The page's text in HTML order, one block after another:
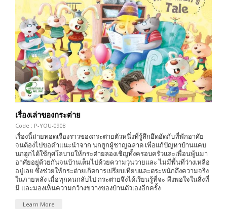
เรื่องเล่าของกระต่าย
Code : P-YOU-0908
เรื่องนี้ถ่ายทอดเรื่องราวของกระต่ายตัวหนึ่งที่รู้สึกอึดอัดกับที่พักอาศัย
จนต้องไปขอคำแนะนำจาก นกฮูกผู้ชาญฉลาด เพื่อแก้ปัญหาบ้านแคบ
นกฮูกได้ใช้กุศโลบายให้กระต่ายลองเชิญทั้งครอบครัวและเพื่อนพู้นมา
อาศัยอยู่ด้วยกันจนบ้านเต็มไปด้วยความวุ่นวายและ ไม่มีพื้นที่ว่างเหลือ
อยู่เลย ซึ่งช่วยให้กระต่ายเกิดการเปรียบเทียบและตระหนักถึงความจริง
ในภายหลัง เมื่อทุกคนกลับไป กระต่ายจึงได้เรียนรู้ที่จะ พึงพอใจในสิ่งที่
มี และมองเห็นความกว้างขวางของบ้านตัวเองอีกครั้ง
Learn More